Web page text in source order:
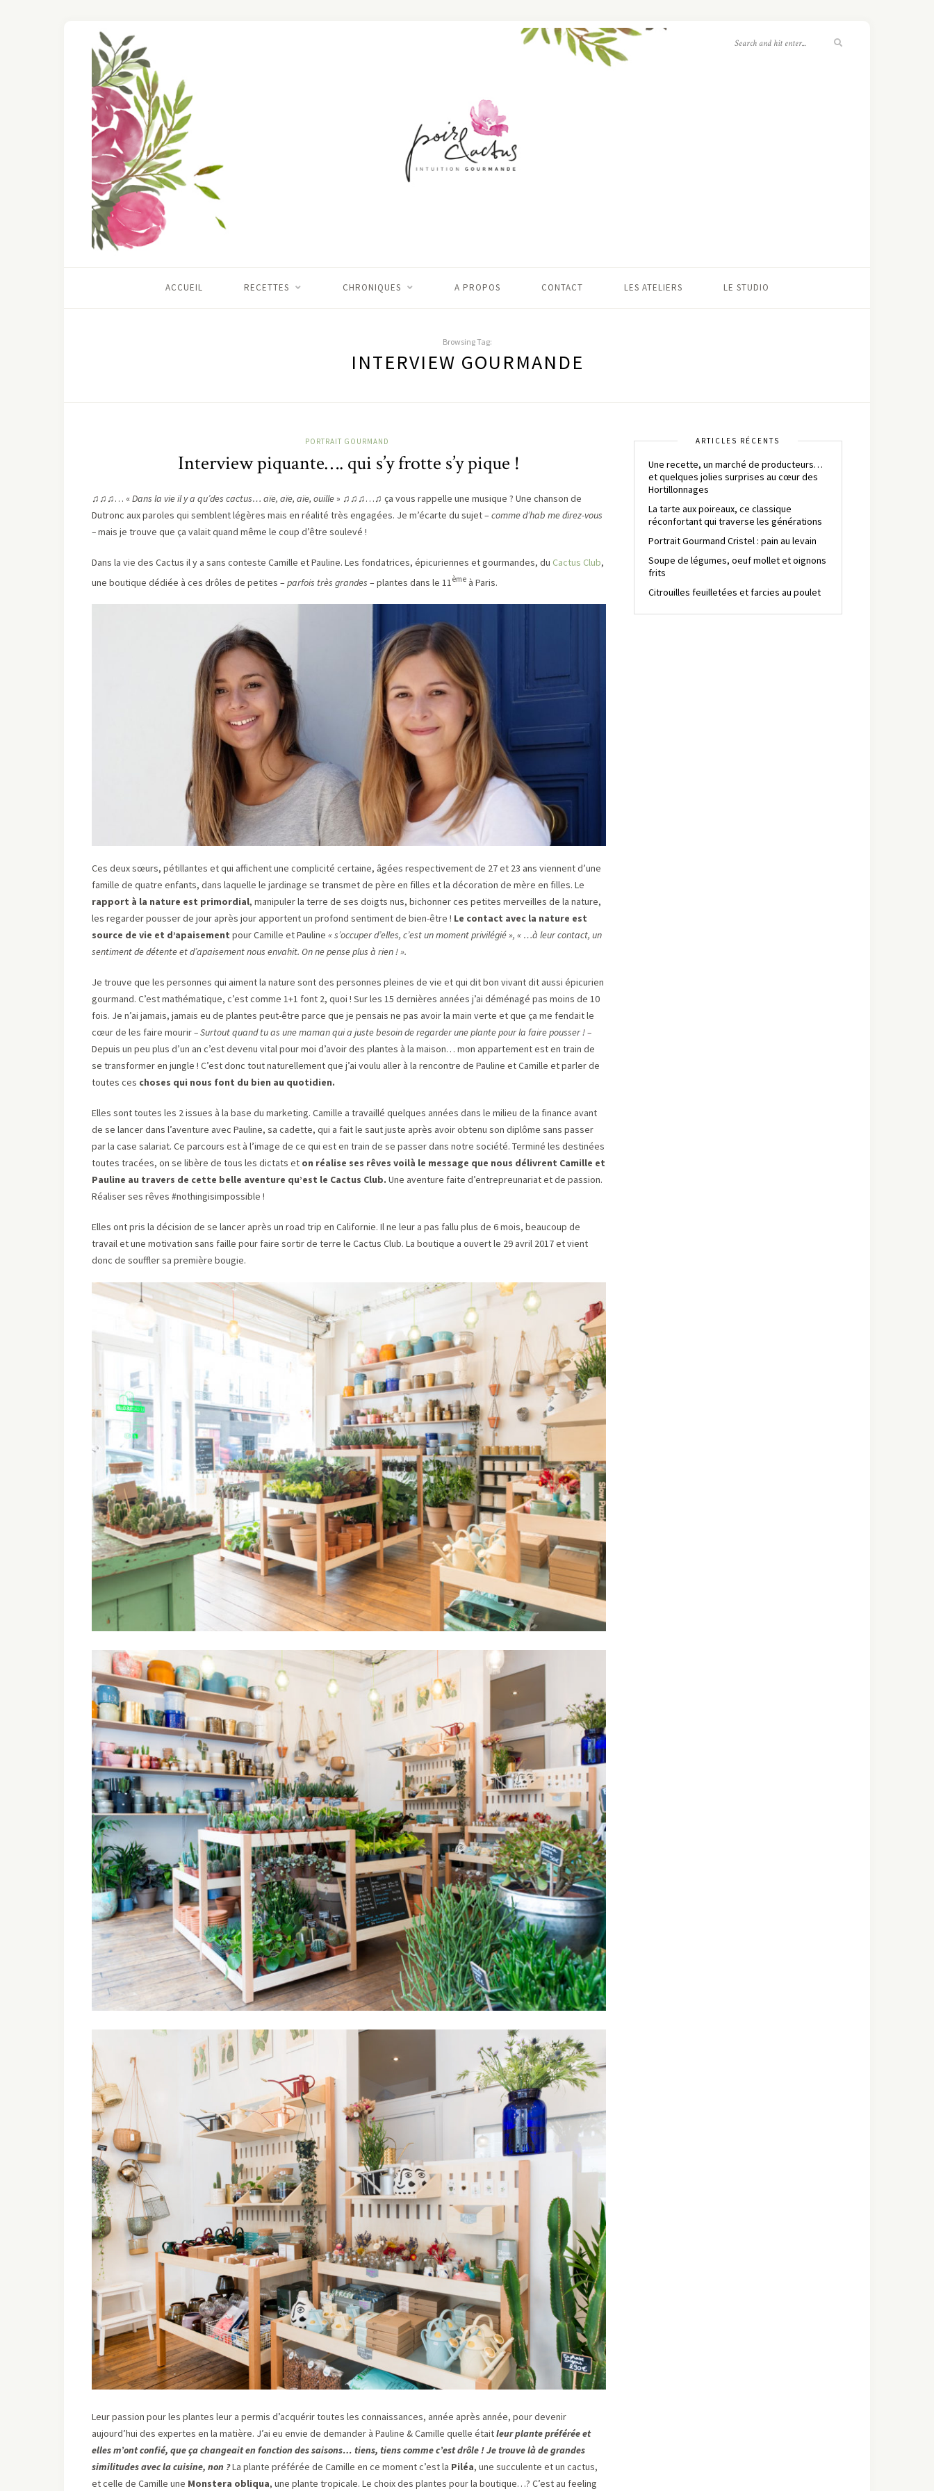
ACCUEIL RECETTES CHRONIQUES A PROPOS CONTACT LES ATELIERS LE STUDIO
Browsing Tag:
INTERVIEW GOURMANDE
PORTRAIT GOURMAND
Interview piquante…. qui s’y frotte s’y pique !
♫♫♫… «Dans la vie il y a qu’des cactus… aïe, aïe, aïe, ouille» ♫♫♫…♫ ça vous rappelle une musique ? Une chanson de
Dutronc aux paroles qui semblent légères mais en réalité très engagées. Je m’écarte du sujet –comme d’hab me direz-vous
–mais je trouve que ça valait quand même le coup d’être soulevé !
Dans la vie des Cactus il y a sans conteste Camille et Pauline. Les fondatrices, épicuriennes et gourmandes, du Cactus Club,
une boutique dédiée à ces drôles de petites –parfois très grandes – plantes dans le 11 ème à Paris.
Ces deux sœurs, pétillantes et qui affichent une complicité certaine, âgées respectivement de 27 et 23 ans viennent d’une
famille de quatre enfants, dans laquelle le jardinage se transmet de père en filles et la décoration de mère en filles. Le
rapport à la nature est primordial, manipuler la terre de ses doigts nus, bichonner ces petites merveilles de la nature,
les regarder pousser de jour après jour apportent un profond sentiment de bien-être ! Le contact avec la nature est
source de vie et d’apaisement pour Camille et Pauline « s’occuper d’elles, c’est un moment privilégié », « …à leur contact, un
sentiment de détente et d’apaisement nous envahit. On ne pense plus à rien ! ».
Je trouve que les personnes qui aiment la nature sont des personnes pleines de vie et qui dit bon vivant dit aussi épicurien
gourmand. C’est mathématique, c’est comme 1+1 font 2, quoi ! Sur les 15 dernières années j’ai déménagé pas moins de 10
fois. Je n’ai jamais, jamais eu de plantes peut-être parce que je pensais ne pas avoir la main verte et que ça me fendait le
cœur de les faire mourir– Surtout quand tu as une maman qui a juste besoin de regarder une plante pour la faire pousser ! –
Depuis un peu plus d’un an c’est devenu vital pour moi d’avoir des plantes à la maison… mon appartement est en train de
se transformer en jungle ! C’est donc tout naturellement que j’ai voulu aller à la rencontre de Pauline et Camille et parler de
toutes ces choses qui nous font du bien au quotidien.
Elles sont toutes les 2 issues à la base du marketing. Camille a travaillé quelques années dans le milieu de la finance avant
de se lancer dans l’aventure avec Pauline, sa cadette, qui a fait le saut juste après avoir obtenu son diplôme sans passer
par la case salariat. Ce parcours est à l’image de ce qui est en train de se passer dans notre société. Terminé les destinées
toutes tracées, on se libère de tous les dictats et on réalise ses rêves voilà le message que nous délivrent Camille et
Pauline au travers de cette belle aventure qu’est le Cactus Club. Une aventure faite d’entrepreunariat et de passion.
Réaliser ses rêves #nothingisimpossible !
Elles ont pris la décision de se lancer après un road trip en Californie. Il ne leur a pas fallu plus de 6 mois, beaucoup de
travail et une motivation sans faille pour faire sortir de terre le Cactus Club. La boutique a ouvert le 29 avril 2017 et vient
donc de souffler sa première bougie.
Leur passion pour les plantes leur a permis d’acquérir toutes les connaissances, année après année, pour devenir
aujourd’hui des expertes en la matière. J’ai eu envie de demander à Pauline & Camille quelle étaitleur plante préférée et
elles m’ont confié, que ça changeait en fonction des saisons… tiens, tiens comme c’est drôle ! Je trouve là de grandes
similitudes avec la cuisine, non ?La plante préférée de Camille en ce moment c’est la Piléa, une succulente et un cactus,
et celle de Camille une Monstera obliqua, une plante tropicale. Le choix des plantes pour la boutique…? C’est au feeling
ARTICLES RÉCENTS
Une recette, un marché de producteurs…
et quelques jolies surprises au cœur des
Hortillonnages
La tarte aux poireaux, ce classique
réconfortant qui traverse les générations
Portrait Gourmand Cristel : pain au levain
Soupe de légumes, oeuf mollet et oignons
frits
Citrouilles feuilletées et farcies au poulet